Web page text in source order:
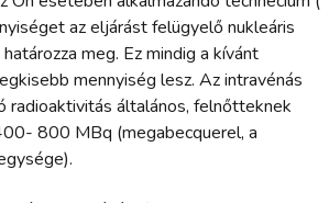
az eljárást felügyelő nukleáris
meg. Ez mindig a kívánt
mennyiség lesz. Az intravénás
radioaktivitás általános, felnőtteknek
800 MBq (megabecquerel, a